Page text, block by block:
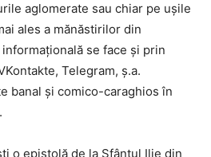
aglomerate sau chiar pe ușile
ales a mănăstirilor din
se face și prin
Telegram, ș.a.
banal și comico-caraghios în
epistolă de la Sfântul Ilie din